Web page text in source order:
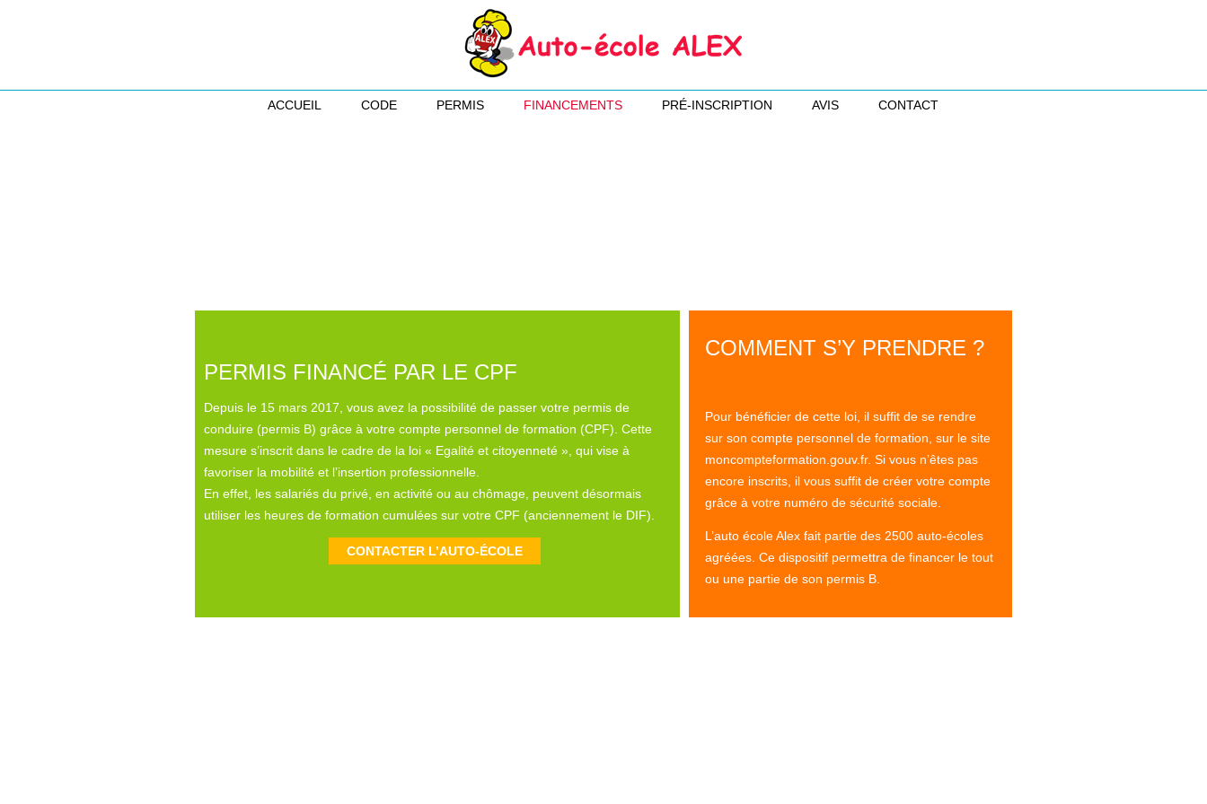
ACCUEIL CODE PERMIS FINANCEMENTS PRÉ-INSCRIPTION AVIS CONTACT
PERMIS FINANCÉ PAR LE CPF
Depuis le 15 mars 2017, vous avez la possibilité de passer votre permis de
conduire (permis B) grâce à votre compte personnel de formation (CPF). Cette
mesure s’inscrit dans le cadre de la loi « Egalité et citoyenneté », qui vise à
favoriser la mobilité et l’insertion professionnelle.
En effet, les salariés du privé, en activité ou au chômage, peuvent désormais
utiliser les heures de formation cumulées sur votre CPF (anciennement le DIF).
CONTACTER L’AUTO-ÉCOLE
COMMENT S’Y PRENDRE ?
Pour bénéficier de cette loi, il suffit de se rendre
sur son compte personnel de formation, sur le site
moncompteformation.gouv.fr. Si vous n’êtes pas
encore inscrits, il vous suffit de créer votre compte
grâce à votre numéro de sécurité sociale.
L’auto école Alex fait partie des 2500 auto-écoles
agréées. Ce dispositif permettra de financer le tout
ou une partie de son permis B.